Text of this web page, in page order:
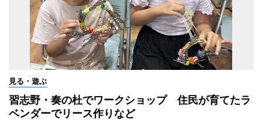
見る・遊ぶ
習志野・奏の杜でワークショップ 住民が育てたラ
ベンダーでリース作りなど